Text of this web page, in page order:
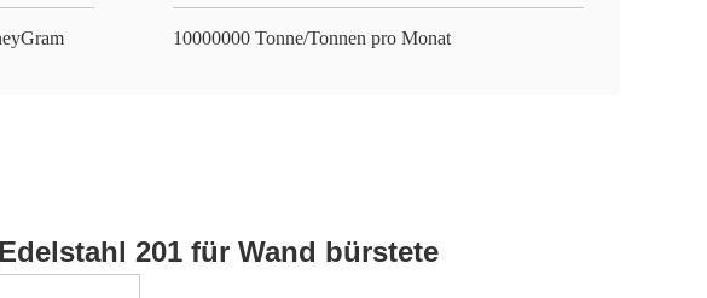
10000000 Tonne/Tonnen pro Monat
201 für Wand bürstete